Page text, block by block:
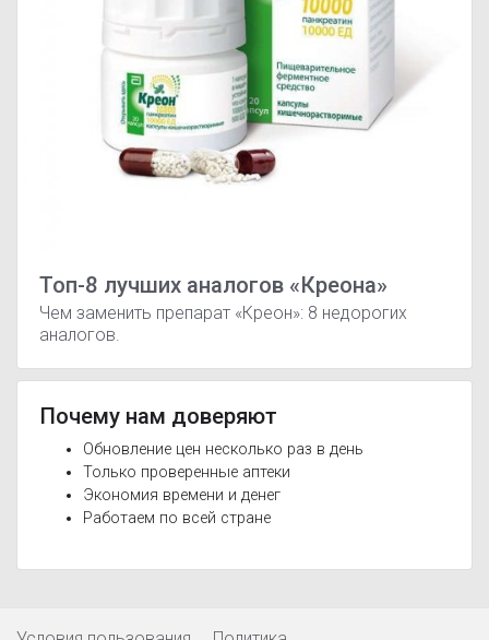
Топ-8 лучших аналогов «Креона»
Чем заменить препарат «Креон»: 8 недорогих
аналогов.
Почему нам доверяют
Обновление цен несколько раз в день
Только проверенные аптеки
Экономия времени и денег
Работаем по всей стране